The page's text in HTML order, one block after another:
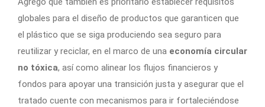
globales para el diseño de productos que garanticen que
el plástico que se siga produciendo sea seguro para
reutilizar y reciclar, en el marco de una economía circular
no tóxica, así como alinear los flujos financieros y
fondos para apoyar una transición justa y asegurar que el
tratado cuente con mecanismos para ir fortaleciéndose